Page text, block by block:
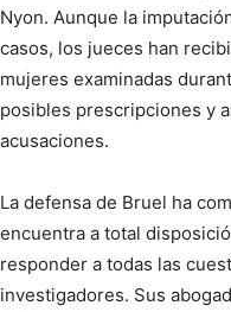
Nyon. Aunque la
casos, los jueces han
mujeres examinadas
posibles prescripciones y
acusaciones.
La defensa de Bruel ha
encuentra a total
responder a todas las
investigadores. Sus